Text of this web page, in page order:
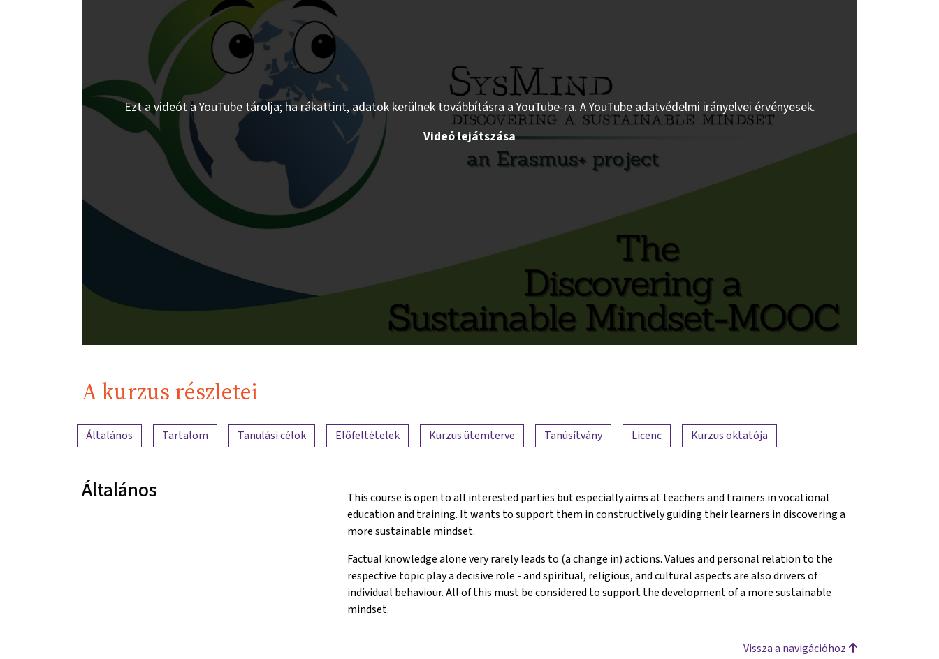
Ezt a videót a YouTube tárolja; ha rákattint, adatok kerülnek továbbításra a YouTube-ra. A YouTube adatvédelmi irányelvei érvényesek.
Videó lejátszása
A kurzus részletei
A tartalom áttekintése
Általános Tartalom Tanulási célok Előfeltételek Kurzus ütemterve Tanúsítvány Licenc Kurzus oktatója
Általános
This course is open to all interested parties but especially aims at teachers and trainers in vocational
education and training. It wants to support them in constructively guiding their learners in discovering a
more sustainable mindset.
Factual knowledge alone very rarely leads to (a change in) actions. Values and personal relation to the
respective topic play a decisive role - and spiritual, religious, and cultural aspects are also drivers of
individual behaviour. All of this must be considered to support the development of a more sustainable
mindset.
Vissza a navigációhoz